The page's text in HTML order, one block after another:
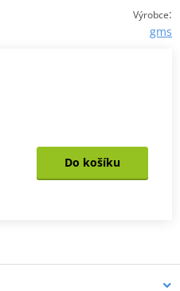
Výrobce:
gms
Do košíku